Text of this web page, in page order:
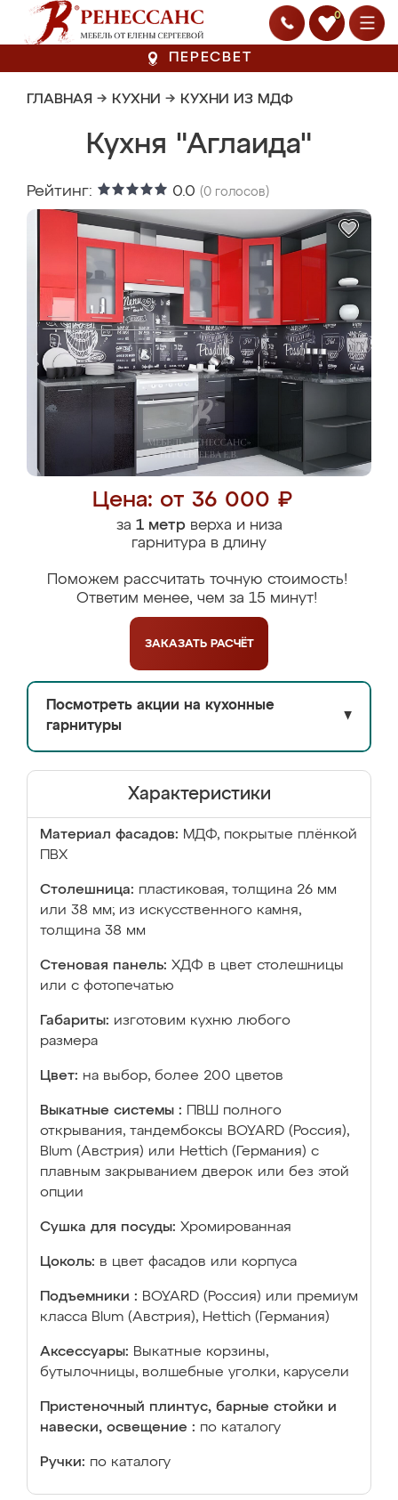
0
ПЕРЕСВЕТ
ГЛАВНАЯ → КУХНИ → КУХНИ ИЗ МДФ
Кухня "Аглаида"
Рейтинг: 0.0 (0 голосов)
Цена: от 36 000 ₽
за 1 метрверха и низа
гарнитура в длину
Поможем рассчитать точную стоимость!
Ответим менее, чем за 15 минут!
ЗАКАЗАТЬ РАСЧЁТ
Посмотреть акции на кухонные
гарнитуры
▼
Характеристики
Материал фасадов: МДФ, покрытые плёнкой
ПВХ
Столешница: пластиковая, толщина 26 мм
или 38 мм; из искусственного камня,
толщина 38 мм
Стеновая панель: ХДФ в цвет столешницы
или с фотопечатью
Габариты: изготовим кухню любого
размера
Цвет: на выбор, более 200 цветов
Выкатные системы :
ПВШ полного
открывания, тандембоксы BOYARD (Россия),
Blum (Австрия) или Hettich (Германия) с
плавным закрыванием дверок или без этой
опции
Сушка для посуды: Хромированная
Цоколь: в цвет фасадов или корпуса
Подъемники : BOYARD (Россия) или премиум
класса Blum (Австрия), Hettich (Германия)
Аксессуары: Выкатные корзины,
бутылочницы, волшебные уголки, карусели
Пристеночный плинтус, барные стойки и
навески, освещение : по каталогу
Ручки: по каталогу